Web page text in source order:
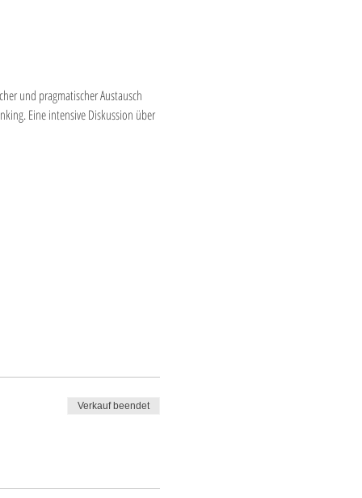
und pragmatischer Austausch
Eine intensive Diskussion über
Verkauf beendet